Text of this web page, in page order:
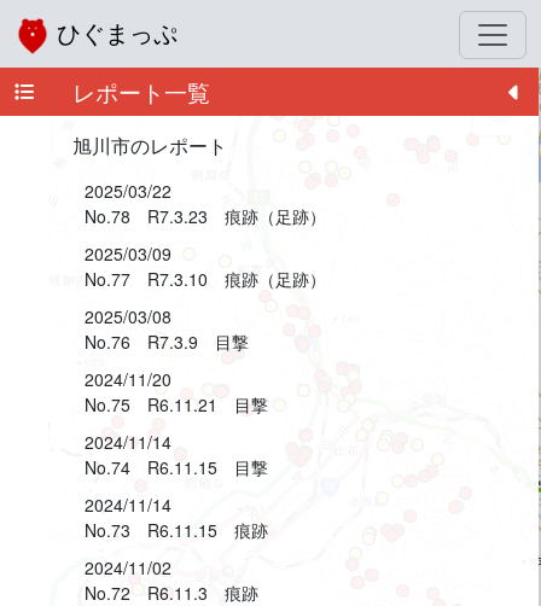
ひぐまっぷ
レポート一覧
旭川市のレポート
2025/03/22
No.78 R7.3.23 痕跡（足跡）
2025/03/09
No.77 R7.3.10 痕跡（足跡）
2025/03/08
No.76 R7.3.9 目撃
2024/11/20
No.75 R6.11.21 目撃
2024/11/14
No.74 R6.11.15 目撃
2024/11/14
No.73 R6.11.15 痕跡
2024/11/02
No.72 R6.11.3 痕跡
+